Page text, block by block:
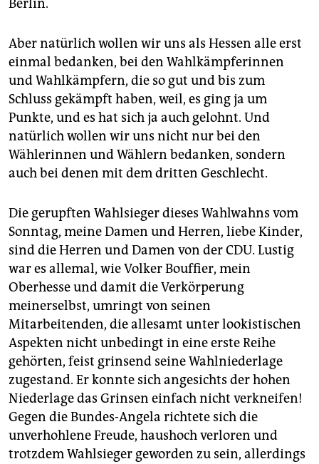
Berlin.
Aber natürlich wollen wir uns als Hessen alle erst
einmal bedanken, bei den Wahlkämpferinnen
und Wahlkämpfern, die so gut und bis zum
Schluss gekämpft haben, weil, es ging ja um
Punkte, und es hat sich ja auch gelohnt. Und
natürlich wollen wir uns nicht nur bei den
Wählerinnen und Wählern bedanken, sondern
auch bei denen mit dem dritten Geschlecht.
Die gerupften Wahlsieger dieses Wahlwahns vom
Sonntag, meine Damen und Herren, liebe Kinder,
sind die Herren und Damen von der CDU. Lustig
war es allemal, wie Volker Bouffier, mein
Oberhesse und damit die Verkörperung
meinerselbst, umringt von seinen
Mitarbeitenden, die allesamt unter lookistischen
Aspekten nicht unbedingt in eine erste Reihe
gehörten, feist grinsend seine Wahlniederlage
zugestand. Er konnte sich angesichts der hohen
Niederlage das Grinsen einfach nicht verkneifen!
Gegen die Bundes-Angela richtete sich die
unverhohlene Freude, haushoch verloren und
trotzdem Wahlsieger geworden zu sein, allerdings